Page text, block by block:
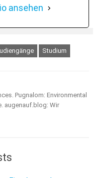
ansehen
Studium
Pugnalom: Environmental
augenauf.blog: Wir